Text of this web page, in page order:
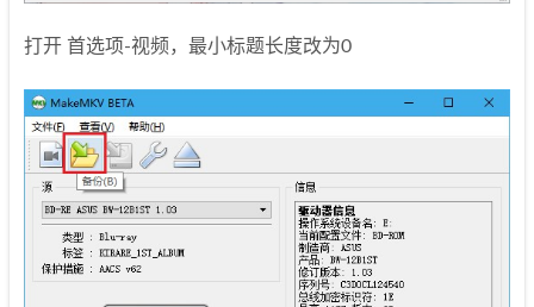
打开 首选项-视频，最小标题长度改为0